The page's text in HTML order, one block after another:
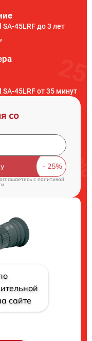
45LRF до 3 лет
45LRF от 35 минут
со
c политикой
сайте